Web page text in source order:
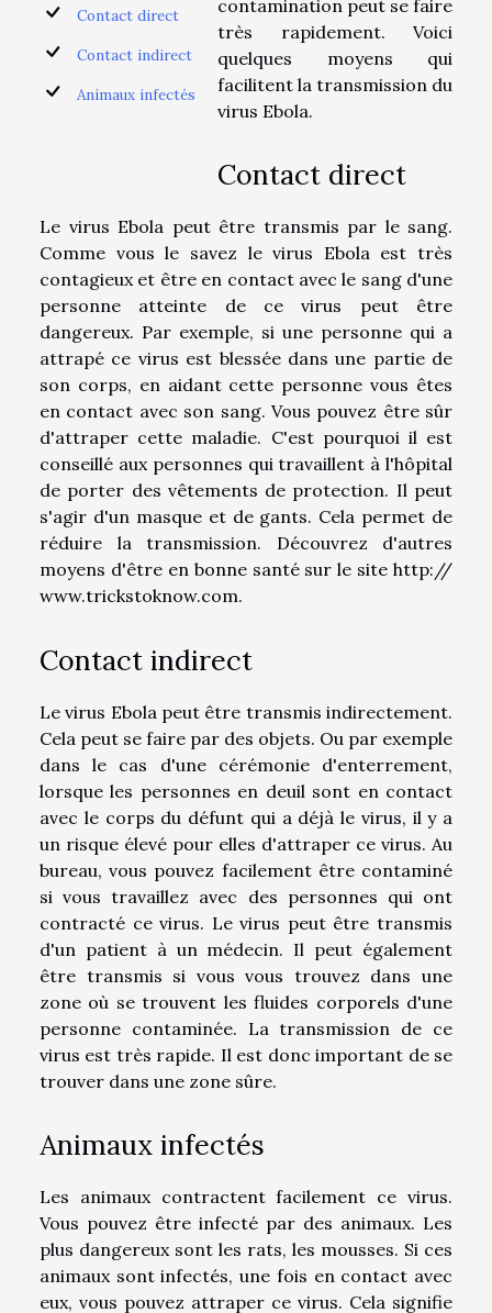
Contact direct
Contact indirect
Animaux infectés
contamination peut se faire
très rapidement. Voici
quelques moyens qui
facilitent la transmission du
virus Ebola.
Contact direct
Le virus Ebola peut être transmis par le sang.
Comme vous le savez le virus Ebola est très
contagieux et être en contact avec le sang d'une
personne atteinte de ce virus peut être
dangereux. Par exemple, si une personne qui a
attrapé ce virus est blessée dans une partie de
son corps, en aidant cette personne vous êtes
en contact avec son sang. Vous pouvez être sûr
d'attraper cette maladie. C'est pourquoi il est
conseillé aux personnes qui travaillent à l'hôpital
de porter des vêtements de protection. Il peut
s'agir d'un masque et de gants. Cela permet de
réduire la transmission. Découvrez d'autres
moyens d'être en bonne santé sur le site http://
www.trickstoknow.com.
Contact indirect
Le virus Ebola peut être transmis indirectement.
Cela peut se faire par des objets. Ou par exemple
dans le cas d'une cérémonie d'enterrement,
lorsque les personnes en deuil sont en contact
avec le corps du défunt qui a déjà le virus, il y a
un risque élevé pour elles d'attraper ce virus. Au
bureau, vous pouvez facilement être contaminé
si vous travaillez avec des personnes qui ont
contracté ce virus. Le virus peut être transmis
d'un patient à un médecin. Il peut également
être transmis si vous vous trouvez dans une
zone où se trouvent les fluides corporels d'une
personne contaminée. La transmission de ce
virus est très rapide. Il est donc important de se
trouver dans une zone sûre.
Animaux infectés
Les animaux contractent facilement ce virus.
Vous pouvez être infecté par des animaux. Les
plus dangereux sont les rats, les mousses. Si ces
animaux sont infectés, une fois en contact avec
eux, vous pouvez attraper ce virus. Cela signifie